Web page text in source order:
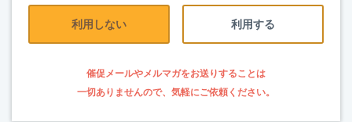
利用しない 利用する
催促メールやメルマガをお送りすることは
一切ありませんので、気軽にご依頼ください。